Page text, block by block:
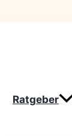
Ratgeber